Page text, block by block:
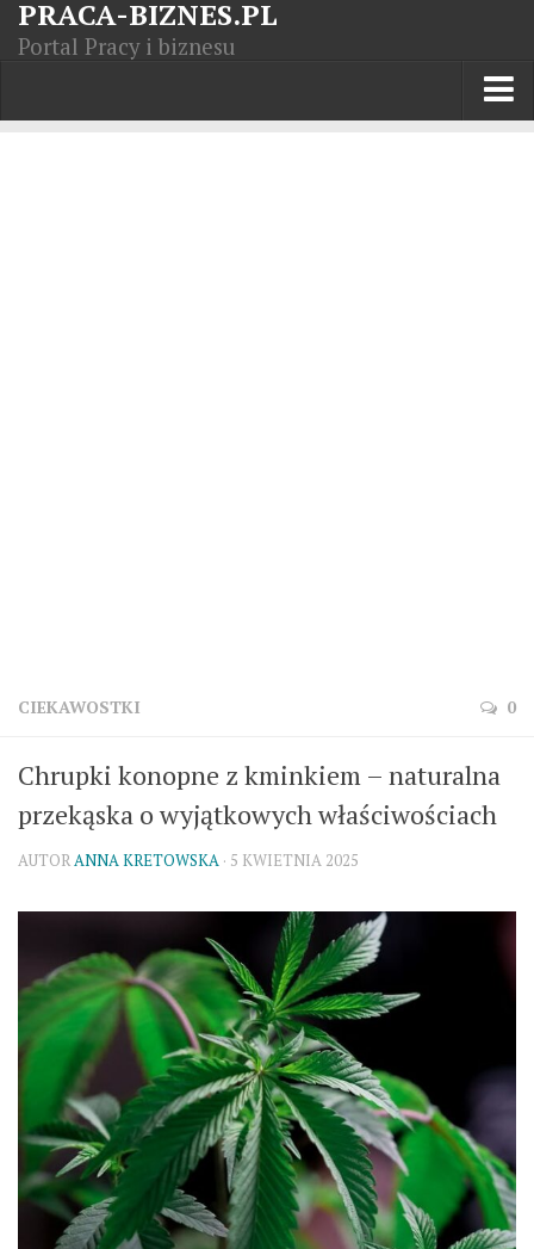
PRACA-BIZNES.PL
Portal Pracy i biznesu
CIEKAWOSTKI 0
Chrupki konopne z kminkiem – naturalna
przekąska o wyjątkowych właściwościach
AUTORANNA KRETOWSKA · 5 KWIETNIA 2025